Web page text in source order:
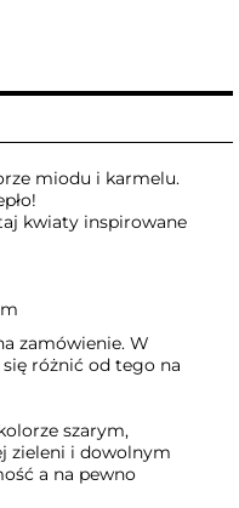
miodu i karmelu.
kwiaty inspirowane
zamówienie. W
różnić od tego na
szarym,
zieleni i dowolnym
a na pewno